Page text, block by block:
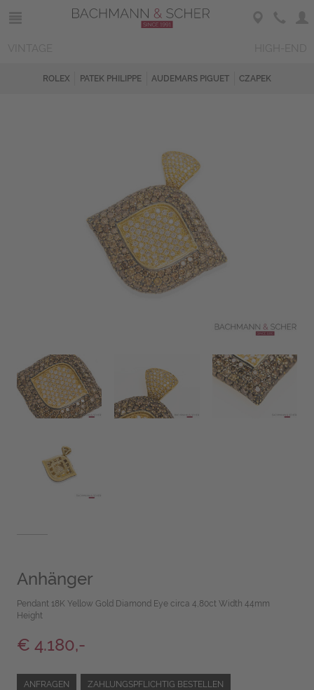
ROLEX PATEK PHILIPPE AUDEMARS PIGUET CZAPEK
Anhänger
Pendant 18K Yellow Gold Diamond Eye circa 4,80ct Width 44mm
Height
€ 4.180,-
ANFRAGEN ZAHLUNGSPFLICHTIG BESTELLEN